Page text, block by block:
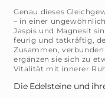
Genau dieses
– in einer
Jaspis und Magnesit
feurig und tatkräftig,
Zusammen,
ergänzen sie sich zu
Vitalität mit innerer
Die Edelsteine und